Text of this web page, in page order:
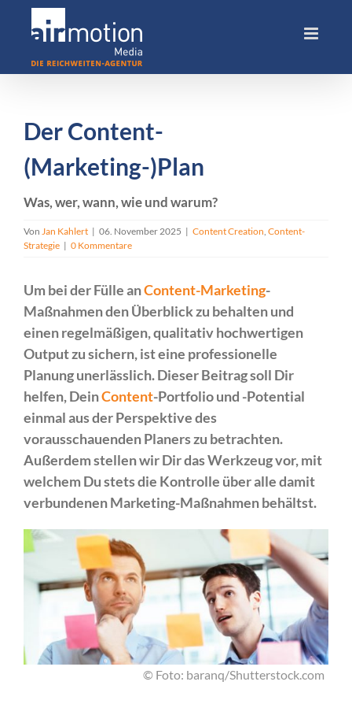
Der Content-
(Marketing-)Plan
Was, wer, wann, wie und warum?
Von Jan Kahlert | 06. November 2025 | Content Creation, Content-
Strategie | 0 Kommentare
Um bei der Fülle anContent-Marketing-
Maßnahmen den Überblick zu behalten und
einen regelmäßigen, qualitativ hochwertigen
Output zu sichern, ist eine professionelle
Planung unerlässlich. Dieser Beitrag soll Dir
helfen, DeinContent-Portfolio und -Potential
einmal aus der Perspektive des
vorausschauenden Planers zu betrachten.
Außerdem stellen wir Dir das Werkzeug vor, mit
welchem Du stets die Kontrolle über alle damit
verbundenen Marketing-Maßnahmen behältst.
© Foto: baranq/Shutterstock.com